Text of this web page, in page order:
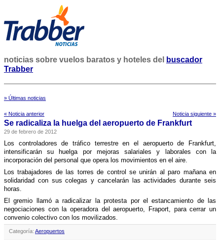
noticias sobre vuelos baratos y hoteles del
buscador
Trabber
» Últimas noticias
« Noticia anterior Noticia siguiente »
Se radicaliza la huelga del aeropuerto de Frankfurt
29 de febrero de 2012
Los controladores de tráfico terrestre en el aeropuerto de Frankfurt,
intensificarán su huelga por mejoras salariales y laborales con la
incorporación del personal que opera los movimientos en el aire.
Los trabajadores de las torres de control se unirán al paro mañana en
solidaridad con sus colegas y cancelarán las actividades durante seis
horas.
El gremio llamó a radicalizar la protesta por el estancamiento de las
negociaciones con la operadora del aeropuerto, Fraport, para cerrar un
convenio colectivo con los movilizados.
Categoría: Aeropuertos